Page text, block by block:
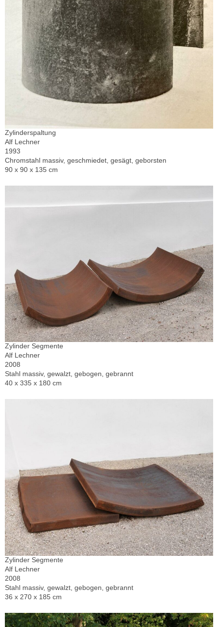
Zylinderspaltung
Alf Lechner
1993
Chromstahl massiv, geschmiedet, gesägt, geborsten
90 x 90 x 135 cm
Zylinder Segmente
Alf Lechner
2008
Stahl massiv, gewalzt, gebogen, gebrannt
40 x 335 x 180 cm
Zylinder Segmente
Alf Lechner
2008
Stahl massiv, gewalzt, gebogen, gebrannt
36 x 270 x 185 cm